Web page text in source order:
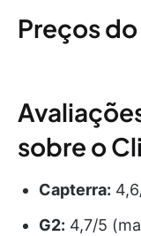
Preços
sobre o
Capterra:
G2: 4,7/5